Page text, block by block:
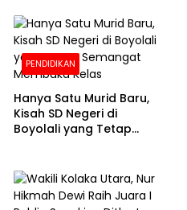
Sekolah
PENDIDIKAN
Hanya Satu Murid Baru,
Kisah SD Negeri di
Boyolali yang Tetap